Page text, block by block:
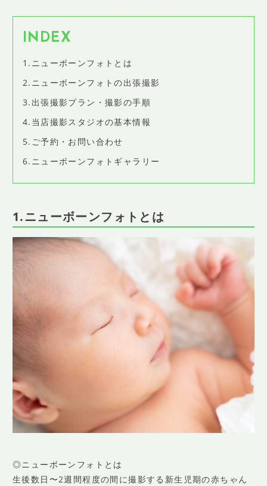
アクセス
提携カメラマン・求人情報
INDEX
1.ニューボーンフォトとは
2.ニューボーンフォトの出張撮影
3.出張撮影プラン・撮影の手順
4.当店撮影スタジオの基本情報
5.ご予約・お問い合わせ
6.ニューボーンフォトギャラリー
1.ニューボーンフォトとは
◎ニューボーンフォトとは
生後数日〜2週間程度の間に撮影する新生児期の赤ちゃん